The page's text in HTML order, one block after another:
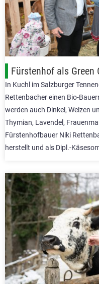
Fürstenhof als
In Kuchl im Salzburger
Rettenbacher einen Bio-
werden auch Dinkel, Weizen
Thymian, Lavendel,
Fürstenhofbauer Niki
herstellt und als Dipl.-